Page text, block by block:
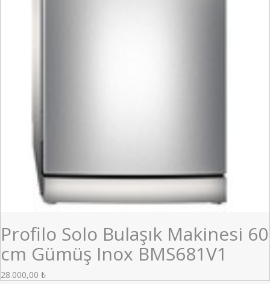
Profilo Solo Bulaşık Makinesi 60
cm Gümüş Inox BMS681V1
28.000,00 ₺